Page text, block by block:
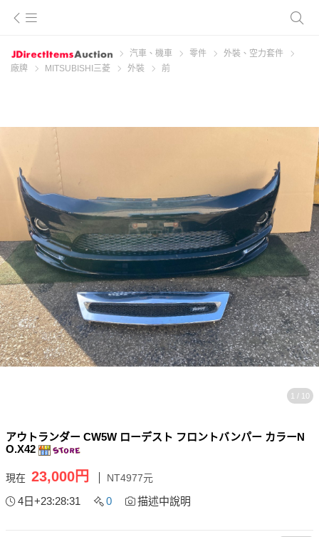
汽車、機車 零件
外裝、空力套件
廠牌
MITSUBISHI三菱 外裝 前
1 / 10
アウトランダー CW5W ローデスト フロントバンパー カラーN
O.X42
現在 23,000円 NT4977元
4日+23:28:31 0 描述中說明